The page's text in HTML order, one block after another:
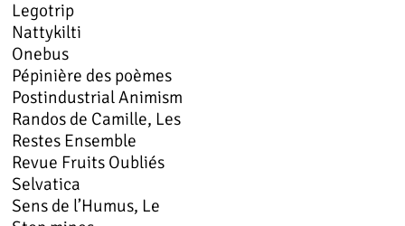
Legotrip
Nattykilti
Onebus
Pépinière des poèmes
Postindustrial Animism
Randos de Camille, Les
Restes Ensemble
Revue Fruits Oubliés
Selvatica
Sens de l’Humus, Le